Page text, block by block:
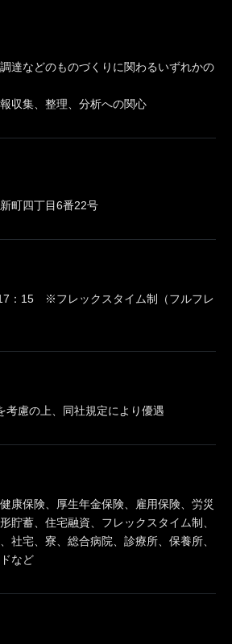
達などのものづくりに関わるいずれかの
収集、整理、分析への関心
町四丁目6番22号
：15 ※フレックスタイム制（フルフレ
考慮の上、同社規定により優遇
康保険、厚生年金保険、雇用保険、労災
貯蓄、住宅融資、フレックスタイム制、
社宅、寮、総合病院、診療所、保養所、
など